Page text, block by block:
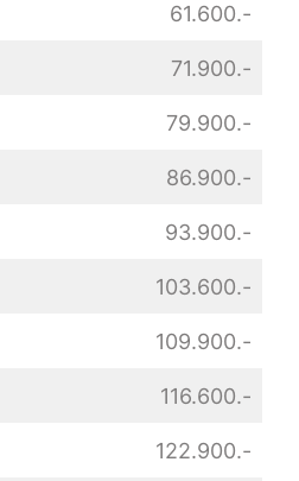
61.600.-
71.900.-
79.900.-
86.900.-
93.900.-
103.600.-
109.900.-
116.600.-
122.900.-